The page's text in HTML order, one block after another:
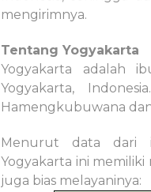
mengirimnya.
Tentang Yogyakarta
Yogyakarta adalah
Yogyakarta,
Hamengkubuwana
Menurut data dari
Yogyakarta ini
juga bias melayaninya: